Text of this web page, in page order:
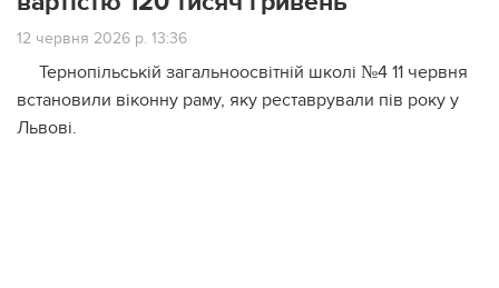
12 червня 2026 р. 13:36
Тернопільській загальноосвітній школі №4 11 червня
встановили віконну раму, яку реставрували пів року у
Львові.